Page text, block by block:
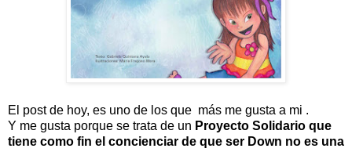
El post de hoy, es uno de los que más me gusta a mi .
Y me gusta porque se trata de un Proyecto Solidario que
tiene como fin el concienciar de que ser Down no es una